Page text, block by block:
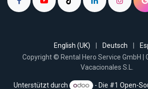
Copyright © Rental Hero Service GmbH |
Vacacionales S.L.
English (UK) Deutsch
Unterstützt durch - Die #1 Open-